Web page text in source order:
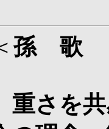
孫 歌
さを